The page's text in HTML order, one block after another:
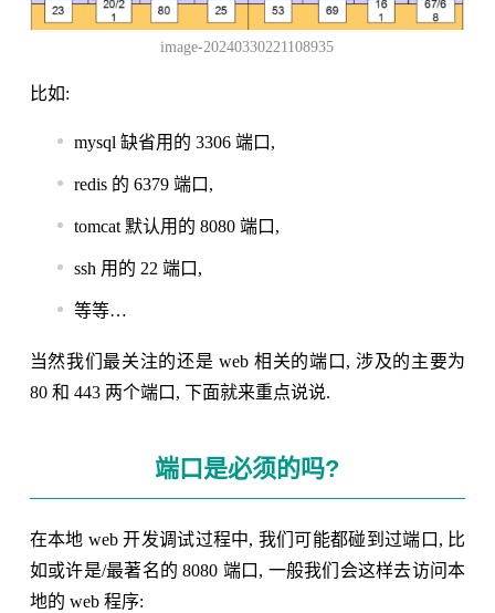
image-20240330221108935
比如:
mysql 缺省用的 3306 端口,
redis 的 6379 端口,
tomcat 默认用的 8080 端口,
ssh 用的 22 端口,
等等…
当然我们最关注的还是 web 相关的端口, 涉及的主要为
80 和 443 两个端口, 下面就来重点说说.
端口是必须的吗?
在本地 web 开发调试过程中, 我们可能都碰到过端口, 比
如或许是/最著名的 8080 端口, 一般我们会这样去访问本
地的 web 程序: